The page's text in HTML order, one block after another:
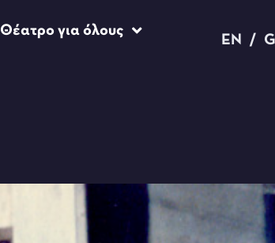
Θέατρο για όλους
EN /